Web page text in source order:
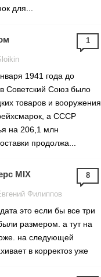
для...
1941 года до
Советский Союз было
товаров и вооружения
а СССР
на 206,1 млн
продолжа...
1
MIX
Филиппов
это если бы все три
размером. а тут на
на следующей
в корректоз уже
8